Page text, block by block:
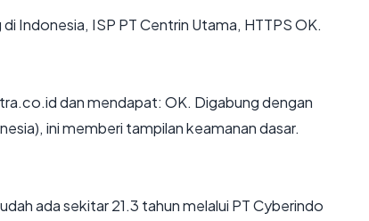
Indonesia, ISP PT Centrin Utama, HTTPS OK.
dan mendapat: OK. Digabung dengan
ini memberi tampilan keamanan dasar.
ada sekitar 21.3 tahun melalui PT Cyberindo